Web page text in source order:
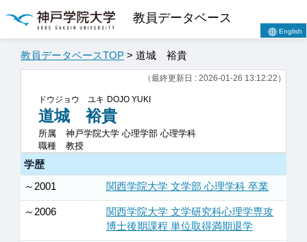
教員データベース
English
教員データベースTOP > 道城 裕貴
（最終更新日 : 2026-01-26 13:12:22）
ドウジョウ ユキ DOJO YUKI
道城 裕貴
所属
神戸学院大学 心理学部 心理学科
職種
教授
学歴
～2001
関西学院大学 文学部 心理学科 卒業
～2006
関西学院大学 文学研究科心理学専攻
博士後期課程 単位取得満期退学